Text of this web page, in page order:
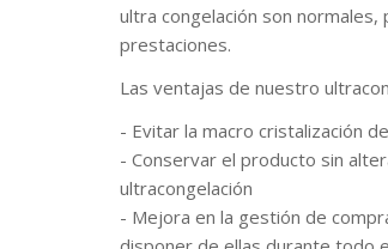
ultra congelación son normales,
prestaciones.
Las ventajas de nuestro
- Evitar la macro cristalización
- Conservar el producto sin
ultracongelación
- Mejora en la gestión de